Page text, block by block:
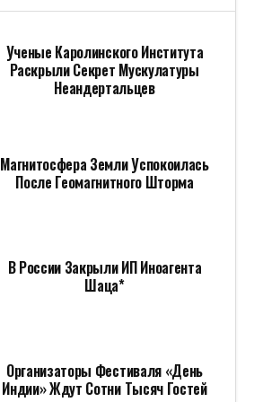
Ученые Каролинского Института
Раскрыли Секрет Мускулатуры
Неандертальцев
Магнитосфера Земли Успокоилась
После Геомагнитного Шторма
В России Закрыли ИП Иноагента
Шаца*
Организаторы Фестиваля «День
Индии» Ждут Сотни Тысяч Гостей